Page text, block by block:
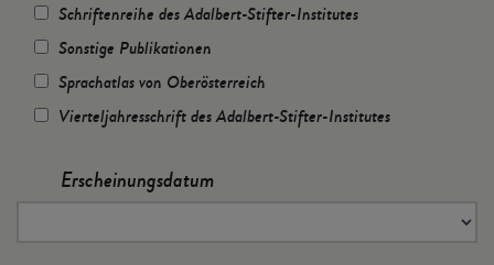
Schriftenreihe des Adalbert-Stifter-Institutes
Sonstige Publikationen
Sprachatlas von Oberösterreich
Vierteljahresschrift des Adalbert-Stifter-Institutes
Erscheinungsdatum